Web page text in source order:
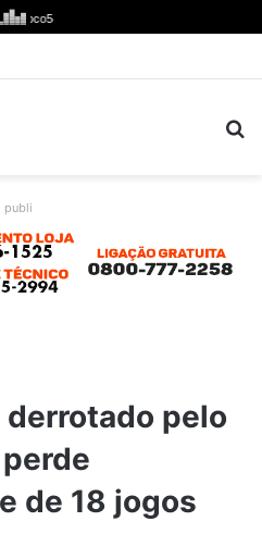
publi
pelo
de 18 jogos